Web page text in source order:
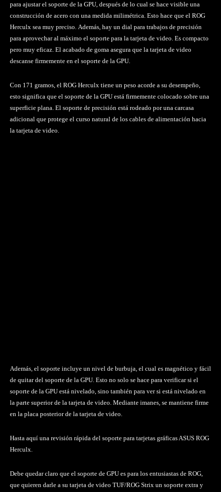
para ajustar el soporte de la GPU, después de lo cual se hace visible una
construcción de acero con una medida milimétrica. Esto hace que el ROG
Herculx sea muy preciso. Además, hay un dial para trabajos de precisión
para aprovechar al máximo el soporte para la tarjeta de video. Es compacto
pero muy eficaz. El acabado de goma asegura que la tarjeta de video
descanse firmemente en el soporte de la GPU.
Con 171 gramos, el ROG Herculx tiene un peso acorde a su desempeño,
esto significa que el soporte de la GPU está firmemente colocado sobre una
superficie plana. El soporte de precisión está rodeado por una carcasa
adicional que protege el curso natural de los cables de alimentación hacia
la tarjeta de video.
Además, el soporte incluye un nivel de burbuja, el cual es magnético y fácil
de quitar del soporte de la GPU. Esto no solo se hace para verificar si el
soporte de la GPU está nivelado, sino también para ver si está nivelado en
la parte superior de la tarjeta de video. Mediante imanes, se mantiene firme
en la placa posterior de la tarjeta de video.
Hasta aquí una revisión rápida del soporte para tarjetas gráficas ASUS ROG
Herculx.
Debe quedar claro que el soporte de GPU es para los entusiastas de ROG,
que quieren darle a su tarjeta de video TUF/ROG Strix un soporte extra y